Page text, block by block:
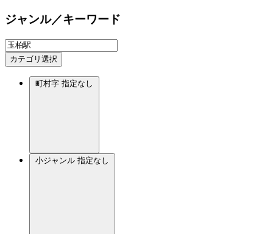
ジャンル／キーワード
カテゴリ選択
町村字 指定なし
小ジャンル 指定なし